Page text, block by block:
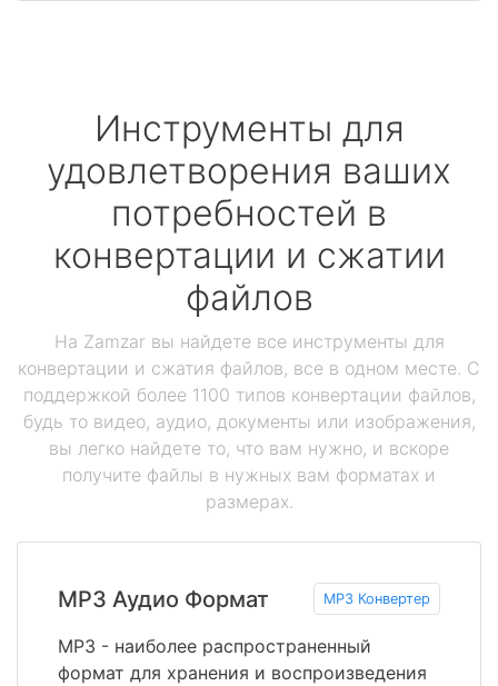
Инструменты для
удовлетворения ваших
потребностей в
конвертации и сжатии
файлов
На Zamzar вы найдете все инструменты для
конвертации и сжатия файлов, все в одном месте. С
поддержкой более 1100 типов конвертации файлов,
будь то видео, аудио, документы или изображения,
вы легко найдете то, что вам нужно, и вскоре
получите файлы в нужных вам форматах и
размерах.
MP3 Аудио Формат MP3 Конвертер
MP3 - наиболее распространенный
формат для хранения и воспроизведения